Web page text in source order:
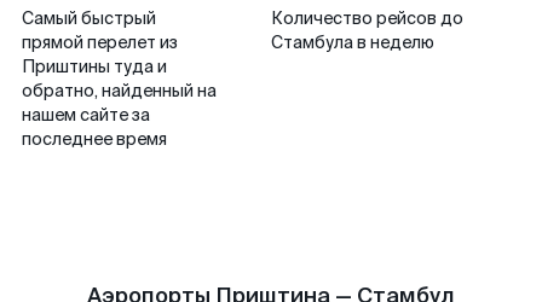
Самый быстрый
прямой перелет из
Приштины туда и
обратно, найденный на
нашем сайте за
последнее время
Количество рейсов до
Стамбула в неделю
Аэропорты Приштина — Стамбул